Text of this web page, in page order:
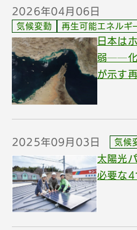
2026年04月06日
気候変動 再生可能エネルギ
日本は
弱──化
が示す
2025年09月03日 気候
太陽光
必要な4